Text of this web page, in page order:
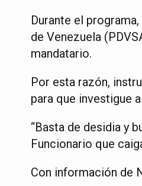
Durante el
de Venezuela
mandatario.
Por esta razón,
para que investigue
“Basta de desidia y
Funcionario que
Con información de